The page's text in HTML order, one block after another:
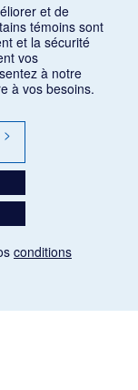
et de
témoins sont
et la sécurité
vos
à notre
à vos besoins.
>
conditions